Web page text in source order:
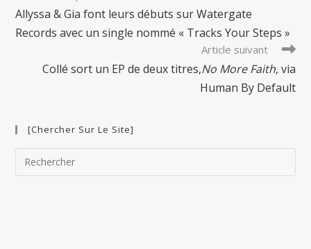
more
articles
Allyssa & Gia font leurs débuts sur Watergate
Records avec un single nommé « Tracks Your Steps »
Article suivant
Collé sort un EP de deux titres,No More Faith, via
Human By Default
[Chercher Sur Le Site]